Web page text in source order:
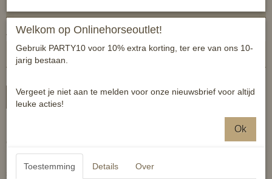
Aantal
In winkelwagen
Deze betaalbare deken is vervaardigd van fijn mazige stof en
draagt daardoor licht, ook in warme dagen.
singels en een staartkoord.
Welkom op Onlinehorseoutlet!
Gebruik PARTY10 voor 10% extra korting, ter ere van ons 10-
jarig bestaan.
Vergeet je niet aan te melden voor onze nieuwsbrief voor altijd
leuke acties!
Ok
Toestemming Details Over